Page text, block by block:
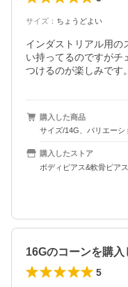
サイズ ： ちょうどよい
インダストリアル用の
い持ってるのですがチ
つけるのが楽しみです。
購入した商品
サイズ/14G、バリエーシ
購入したストア
ボディピアス&軟骨ピア
16Gのコーンを購
5